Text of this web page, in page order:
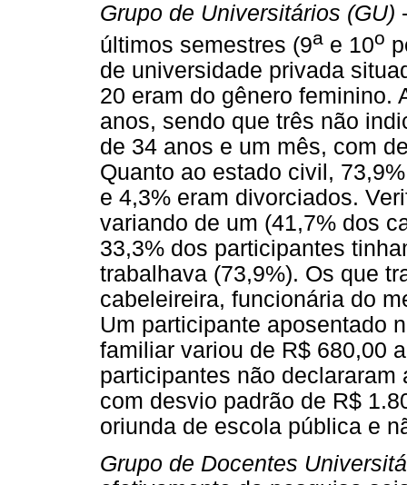
Grupo de Universitários (GU)
últimos semestres (9a e 10o
de universidade privada
20 eram do gênero feminino.
anos, sendo que três não
de 34 anos e um mês, com
Quanto ao estado civil,
e 4,3% eram divorciados.
variando de um (41,7% dos
33,3% dos participantes
trabalhava (73,9%). Os que
cabeleireira, funcionária do
Um participante aposentado
familiar variou de R$ 680,00
participantes não declararam
com desvio padrão de R$
oriunda de escola pública e
Grupo de Docentes